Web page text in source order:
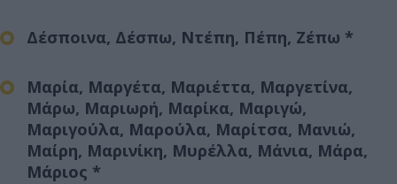
Δέσποινα, Δέσπω, Ντέπη, Πέπη, Ζέπω *
Μαρία, Μαργέτα, Μαριέττα, Μαργετίνα,
Μάρω, Μαριωρή, Μαρίκα, Μαριγώ,
Μαριγούλα, Μαρούλα, Μαρίτσα, Μανιώ,
Μαίρη, Μαρινίκη, Μυρέλλα, Μάνια, Μάρα,
Μάριος *